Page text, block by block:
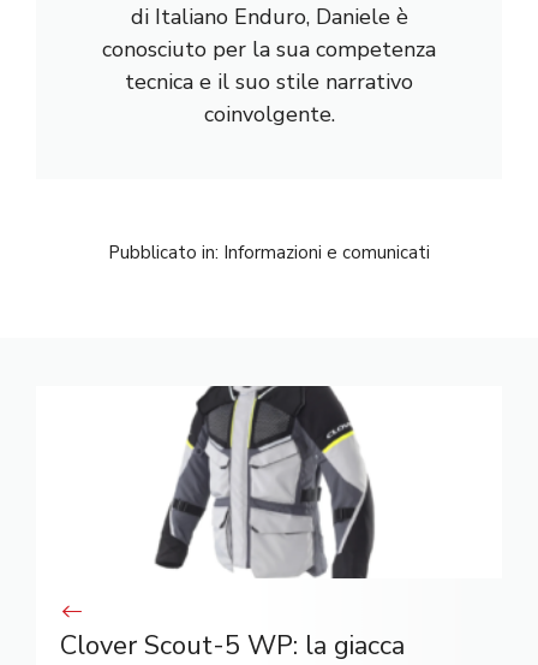
di Italiano Enduro, Daniele è
conosciuto per la sua competenza
tecnica e il suo stile narrativo
coinvolgente.
Pubblicato in: Informazioni e comunicati
Clover Scout-5 WP: la giacca